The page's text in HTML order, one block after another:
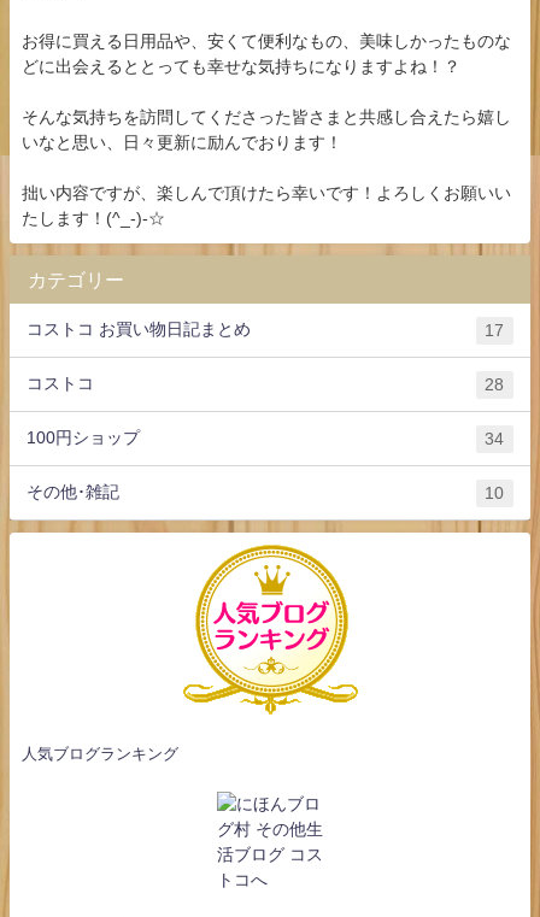
お得に買える日用品や、安くて便利なもの、美味しかったものな
どに出会えるととっても幸せな気持ちになりますよね！？
そんな気持ちを訪問してくださった皆さまと共感し合えたら嬉し
いなと思い、日々更新に励んでおります！
拙い内容ですが、楽しんで頂けたら幸いです！よろしくお願いい
たします！(^_-)-☆
カテゴリー
コストコ お買い物日記まとめ 17
コストコ 28
100円ショップ 34
その他･雑記 10
人気ブログランキング